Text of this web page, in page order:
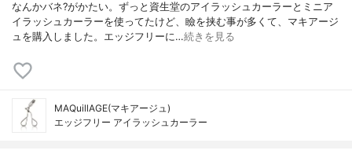
なんかバネ?がかたい。ずっと資生堂のアイラッシュカーラーとミニア
イラッシュカーラーを使ってたけど、瞼を挟む事が多くて、マキアージ
ュを購入しました。エッジフリーに…続きを見る
MAQuillAGE(マキアージュ)
エッジフリー アイラッシュカーラー